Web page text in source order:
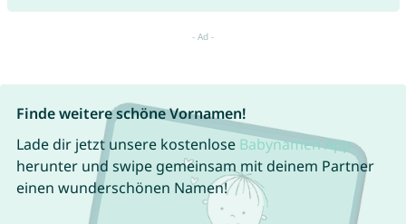
Finde weitere schöne Vornamen!
Lade dir jetzt unsere kostenlose Babynamen App
herunter und swipe gemeinsam mit deinem Partner
einen wunderschönen Namen!